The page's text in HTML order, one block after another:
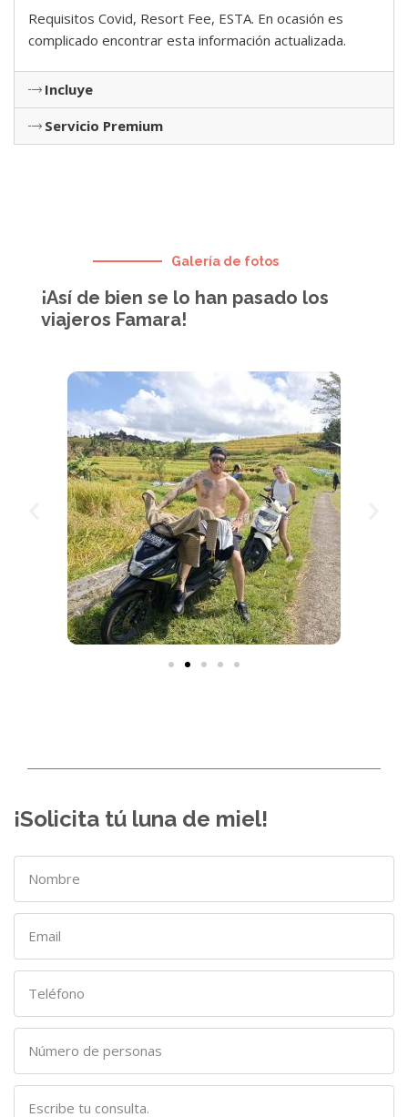
Requisitos Covid, Resort Fee, ESTA. En ocasión es
complicado encontrar esta información actualizada.
Incluye
Servicio Premium
Galería de fotos
¡Así de bien se lo han pasado los
viajeros Famara!
¡Solicita tú luna de miel!